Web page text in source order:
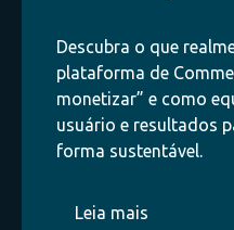
Descubra o que
plataforma de
monetizar” e como
usuário e resultados
forma sustentável.
Leia mais